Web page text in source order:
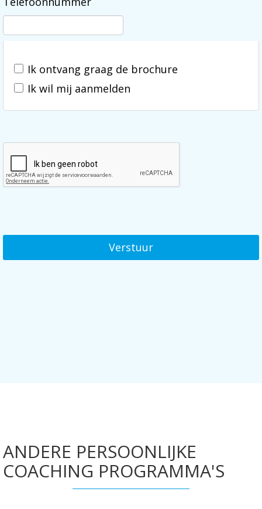
Ik ontvang graag de brochure
Ik wil mij aanmelden
Verstuur
ANDERE PERSOONLIJKE
COACHING PROGRAMMA'S